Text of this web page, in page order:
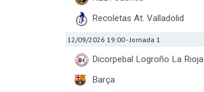
Recoletas At. Valladolid
12/09/2026 19:00- Jornada 1
Dicorpebal Logroño La Rioja
Barça